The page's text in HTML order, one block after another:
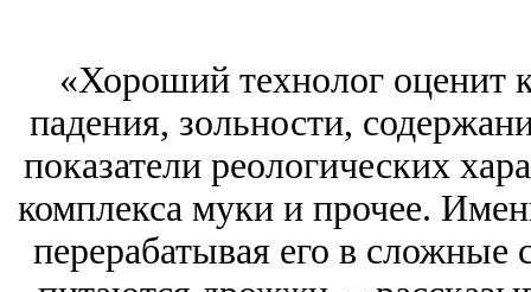
«Хороший технолог оценит
падения, зольности,
показатели реологических
комплекса муки и прочее.
перерабатывая его в сложные